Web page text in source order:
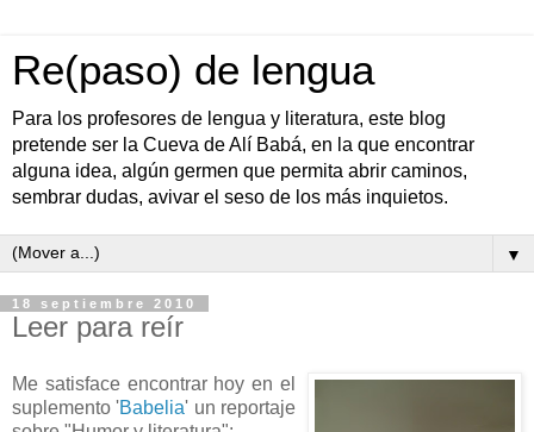
Re(paso) de lengua
Para los profesores de lengua y literatura, este blog
pretende ser la Cueva de Alí Babá, en la que encontrar
alguna idea, algún germen que permita abrir caminos,
sembrar dudas, avivar el seso de los más inquietos.
▼
18 septiembre 2010
Leer para reír
Me satisface encontrar hoy en el
suplemento 'Babelia' un reportaje